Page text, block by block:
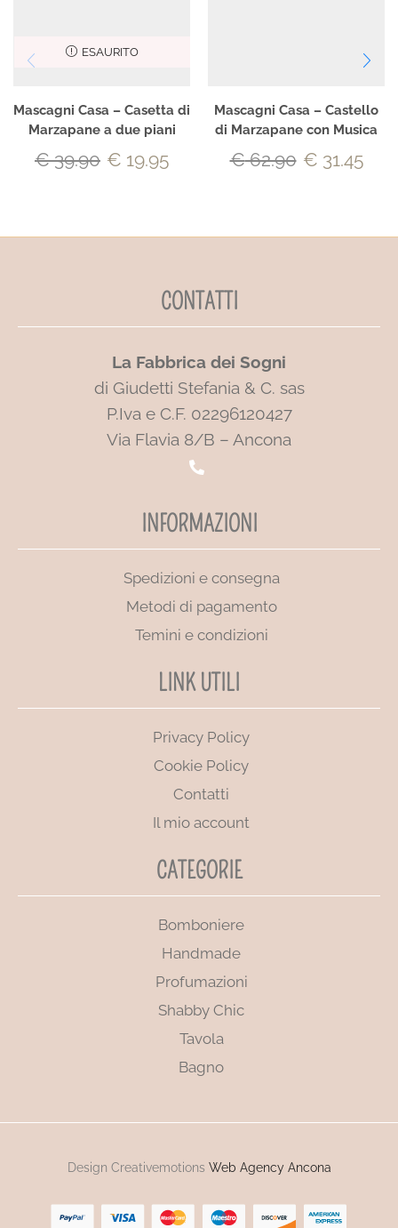
ESAURITO
Mascagni Casa – Casetta di
Marzapane a due piani
€39.90 € 19.95
Mascagni Casa – Castello
di Marzapane con Musica
€62.90 € 31.45
CONTATTI
La Fabbrica dei Sogni
di Giudetti Stefania & C. sas
P.Iva e C.F. 02296120427
Via Flavia 8/B – Ancona
INFORMAZIONI
Spedizioni e consegna
Metodi di pagamento
Temini e condizioni
LINK UTILI
Privacy Policy
Cookie Policy
Contatti
Il mio account
CATEGORIE
Bomboniere
Handmade
Profumazioni
Shabby Chic
Tavola
Bagno
Design Creativemotions Web Agency Ancona